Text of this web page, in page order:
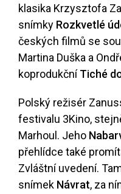
klasika Krzysztofa
snímky Rozkvetlé
českých filmů se
Martina Duška a
koprodukčníTiché
Polský režisér
festivalu 3Kino,
Marhoul. Jeho
přehlídce také
Zvláštní uvedení.
snímek Návrat, za